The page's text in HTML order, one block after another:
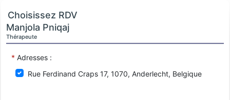
Choisissez RDV
Manjola Pniqaj
Thérapeute
* Adresses :
Rue Ferdinand Craps 17, 1070, Anderlecht, Belgique